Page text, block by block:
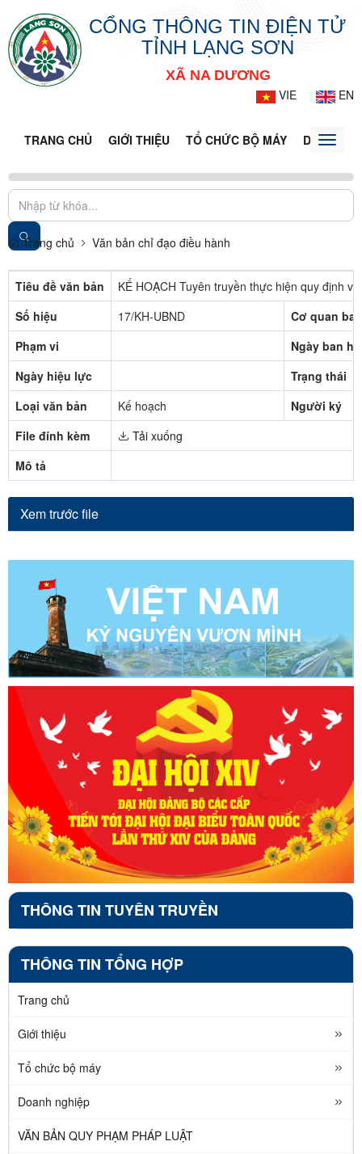
CỔNG THÔNG TIN ĐIỆN TỬ
TỈNH LẠNG SƠN
XÃ NA DƯƠNG
VIE
EN
TRANG CHỦ GIỚI THIỆU TỔ CHỨC BỘ MÁY DOANH
Toggle
Trang chủ Văn bản chỉ đạo điều hành
Tiêu đề văn bản
KẾ HOẠCH Tuyên truyền thực hiện quy định
Số hiệu
17/KH-UBND
Cơ quan
Phạm vi
Ngày ban
Ngày hiệu lực
Trạng thái
Loại văn bản
Kế hoạch
Người ký
File đính kèm
Tải xuống
Mô tả
Xem trước file
THÔNG TIN TUYÊN TRUYỀN
THÔNG TIN TỔNG HỢP
Trang chủ
Giới thiệu
Tổ chức bộ máy
Doanh nghiệp
VĂN BẢN QUY PHẠM PHÁP LUẬT